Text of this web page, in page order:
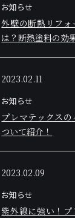
お知らせ
外壁の断熱リフォ
は？断熱塗料の効
2023.02.11
お知らせ
プレマテックス
ついて紹介！
2023.02.09
お知らせ
紫外線に強い！プ